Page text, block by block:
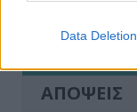
Data Deletion
ΑΠΟΨΕΙΣ